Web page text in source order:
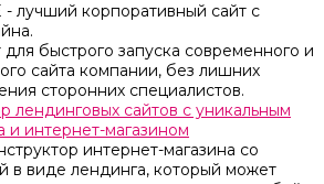
- лучший корпоративный сайт с
быстрого запуска современного и
сайта компании, без лишних
сторонних специалистов.
лендинговых сайтов с уникальным
и интернет-магазином
интернет-магазина со
в виде лендинга, который может